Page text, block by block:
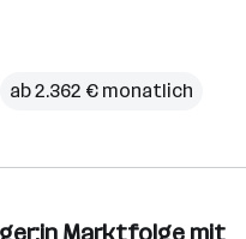
ab 2.362 € monatlich
Marktfolge mit